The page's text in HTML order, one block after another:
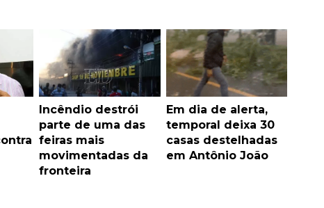
Incêndio destrói
parte de uma das
feiras mais
movimentadas da
fronteira
Em dia de alerta,
temporal deixa 30
casas destelhadas
em Antônio João